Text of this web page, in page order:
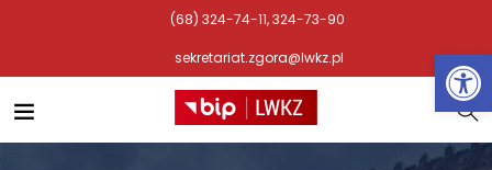
(68) 324-74-11, 324-73-90
sekretariat.zgora@lwkz.pl